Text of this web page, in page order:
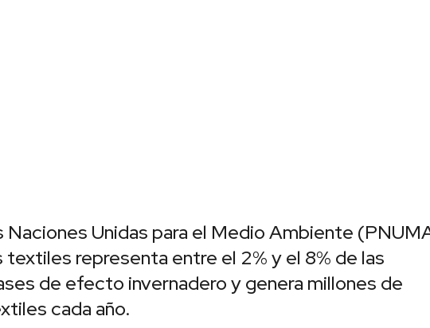
Naciones Unidas para el Medio Ambiente
representa entre el 2% y el 8% de las
de efecto invernadero y genera millones de
cada año.